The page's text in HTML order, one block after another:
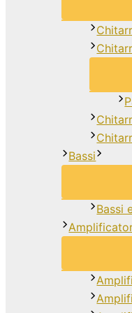
Bassi
Bassi